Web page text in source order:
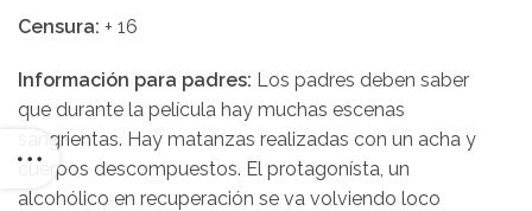
Censura: + 16
Información para padres: Los padres deben saber
que durante la película hay muchas escenas
sangrientas. Hay matanzas realizadas con un acha y
cuerpos descompuestos. El protagonísta, un
alcohólico en recuperación se va volviendo loco